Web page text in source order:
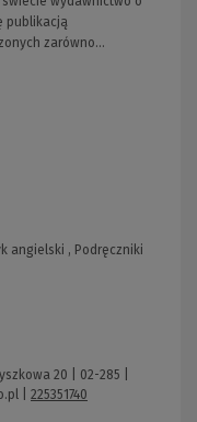
publikacją
zarówno...
angielski , Podręczniki
20 | 02-285 |
225351740